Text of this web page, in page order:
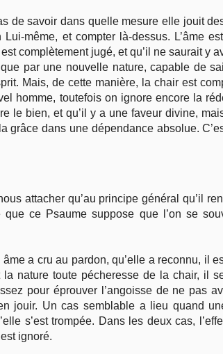
de savoir dans quelle mesure elle jouit
même, et compter là-dessus. L’âme
complètement jugé, et qu’il ne saurait y
par une nouvelle nature, capable de
Mais, de cette manière, la chair est
homme, toutefois on ignore encore la
le bien, et qu’il y a une faveur divine,
grâce dans une dépendance absolue.
attacher qu’au principe général qu’il
ce Psaume suppose que l’on se
a cru au pardon, qu’elle a reconnu, il
nature toute pécheresse de la chair, il
pour éprouver l’angoisse de ne pas
jouir. Un cas semblable a lieu quand
s’est trompée. Dans les deux cas,
ignoré.